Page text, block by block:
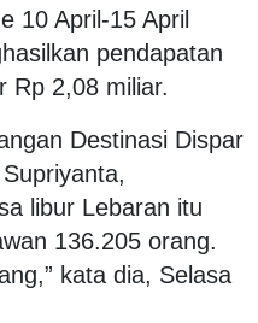
10 April-15 April
pendapatan
Rp 2,08 miliar.
Destinasi Dispar
libur Lebaran itu
136.205 orang.
kata dia, Selasa